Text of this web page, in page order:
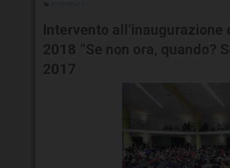
Intervento all’inaugurazione
2018 “Se non ora, quando?
2017